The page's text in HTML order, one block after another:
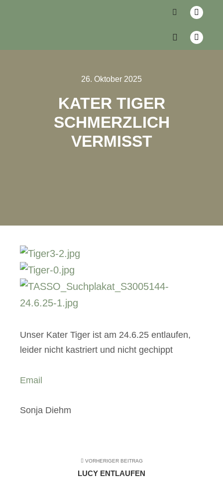
26. Oktober 2025
KATER TIGER
SCHMERZLICH
VERMISST
Unser Kater Tiger ist am 24.6.25 entlaufen,
leider nicht kastriert und nicht gechippt
Email
Sonja Diehm
VORHERIGER BEITRAG
LUCY ENTLAUFEN